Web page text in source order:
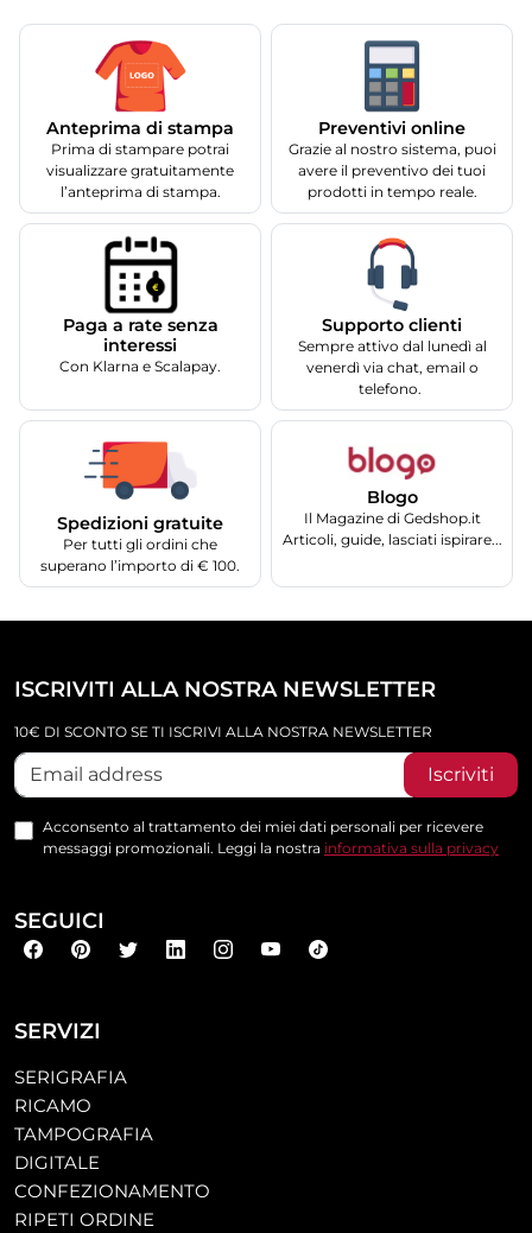
Anteprima di stampa
Prima di stampare potrai
visualizzare gratuitamente
l’anteprima di stampa.
Preventivi online
Grazie al nostro sistema, puoi
avere il preventivo dei tuoi
prodotti in tempo reale.
Paga a rate senza
interessi
Con Klarna e Scalapay.
Supporto clienti
Sempre attivo dal lunedì al
venerdì via chat, email o
telefono.
Spedizioni gratuite
Per tutti gli ordini che
superano l’importo di € 100.
Blogo
Il Magazine di Gedshop.it
Articoli, guide, lasciati ispirare...
SERVIZI
SERIGRAFIA
RICAMO
TAMPOGRAFIA
DIGITALE
CONFEZIONAMENTO
RIPETI ORDINE
ISCRIVITI ALLA NOSTRA NEWSLETTER
10€ DI SCONTO SE TI ISCRIVI ALLA NOSTRA NEWSLETTER
Iscriviti
Acconsento al trattamento dei miei dati personali per ricevere
messaggi promozionali. Leggi la nostra informativa sulla privacy
SEGUICI